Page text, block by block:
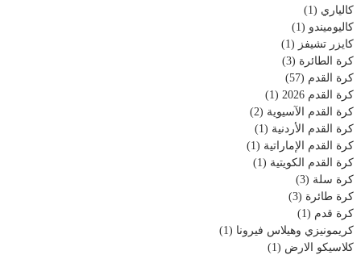
كالياري (1)
كاليوميندو (1)
كايزر تشيفز (1)
كرة الطائرة (3)
كرة القدم (57)
كرة القدم 2026
(1)
كرة القدم الآسيوية (2)
كرة القدم الأردنية (1)
كرة القدم الإماراتية (1)
كرة القدم الكويتية (1)
كرة سلة (3)
كرة طائرة (3)
كرة قدم (1)
كريمونيزي وهيلاس فيرونا (1)
كلاسيكو الارض (1)